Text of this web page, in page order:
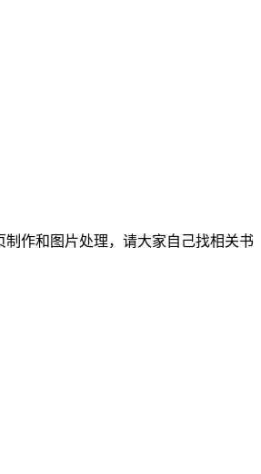
作和图片处理，请大家自己找相关书